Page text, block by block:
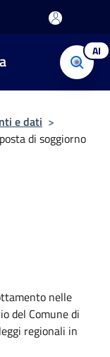
AI
e dati >
di soggiorno
nelle
del Comune di
regionali in